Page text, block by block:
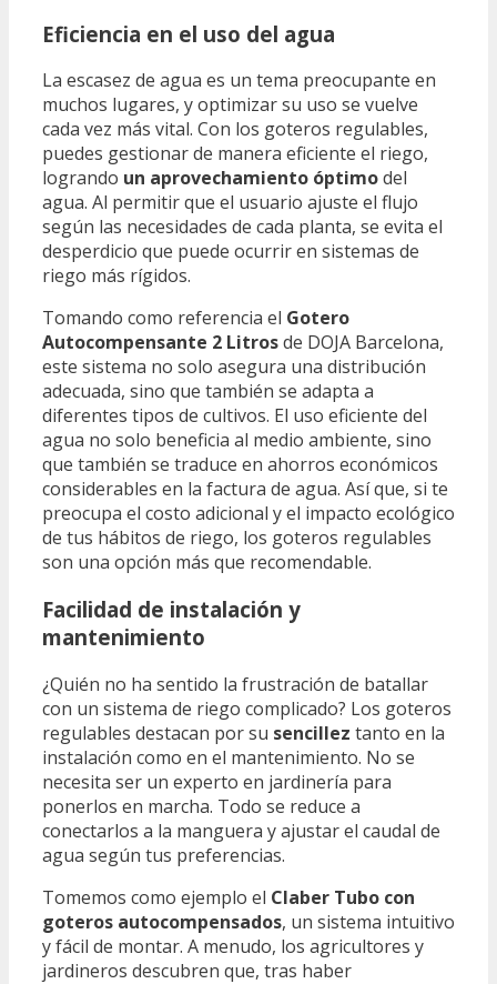
Eficiencia en el uso del agua
La escasez de agua es un tema preocupante en
muchos lugares, y optimizar su uso se vuelve
cada vez más vital. Con los goteros regulables,
puedes gestionar de manera eficiente el riego,
logrando un aprovechamiento óptimodel
agua. Al permitir que el usuario ajuste el flujo
según las necesidades de cada planta, se evita el
desperdicio que puede ocurrir en sistemas de
riego más rígidos.
Tomando como referencia el Gotero
Autocompensante 2 Litrosde DOJA Barcelona,
este sistema no solo asegura una distribución
adecuada, sino que también se adapta a
diferentes tipos de cultivos. El uso eficiente del
agua no solo beneficia al medio ambiente, sino
que también se traduce en ahorros económicos
considerables en la factura de agua. Así que, si te
preocupa el costo adicional y el impacto ecológico
de tus hábitos de riego, los goteros regulables
son una opción más que recomendable.
Facilidad de instalación y
mantenimiento
¿Quién no ha sentido la frustración de batallar
con un sistema de riego complicado? Los goteros
regulables destacan por su sencillez tanto en la
instalación como en el mantenimiento. No se
necesita ser un experto en jardinería para
ponerlos en marcha. Todo se reduce a
conectarlos a la manguera y ajustar el caudal de
agua según tus preferencias.
Tomemos como ejemplo el Claber Tubo con
goteros autocompensados, un sistema intuitivo
y fácil de montar. A menudo, los agricultores y
jardineros descubren que, tras haber